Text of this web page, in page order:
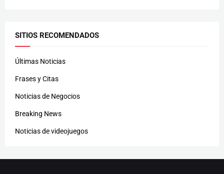
SITIOS RECOMENDADOS
Últimas Noticias
Frases y Citas
Noticias de Negocios
Breaking News
Noticias de videojuegos